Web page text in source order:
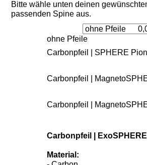
Bitte wähle unten deinen
passenden Spine aus.
ohne Pfeile
Carbonpfeil | SPHERE
Carbonpfeil |
Carbonpfeil |
Carbonpfeil |
Material: